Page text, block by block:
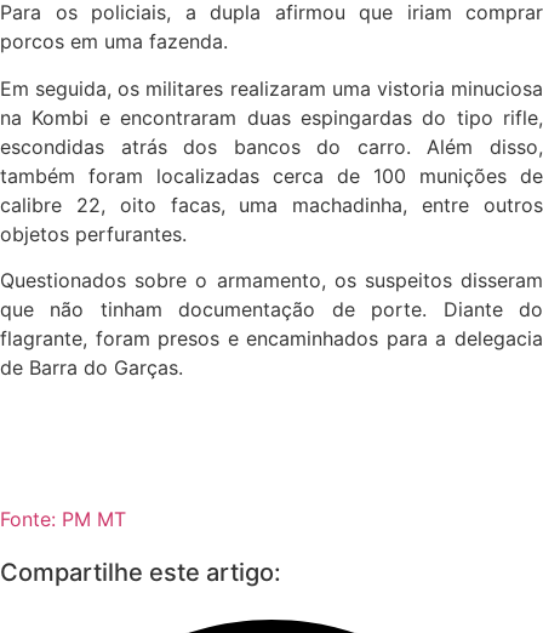
Para os policiais, a dupla afirmou que iriam comprar
porcos em uma fazenda.
Em seguida, os militares realizaram uma vistoria minuciosa
na Kombi e encontraram duas espingardas do tipo rifle,
escondidas atrás dos bancos do carro. Além disso,
também foram localizadas cerca de 100 munições de
calibre 22, oito facas, uma machadinha, entre outros
objetos perfurantes.
Questionados sobre o armamento, os suspeitos disseram
que não tinham documentação de porte. Diante do
flagrante, foram presos e encaminhados para a delegacia
de Barra do Garças.
Fonte: PM MT
Compartilhe este artigo: